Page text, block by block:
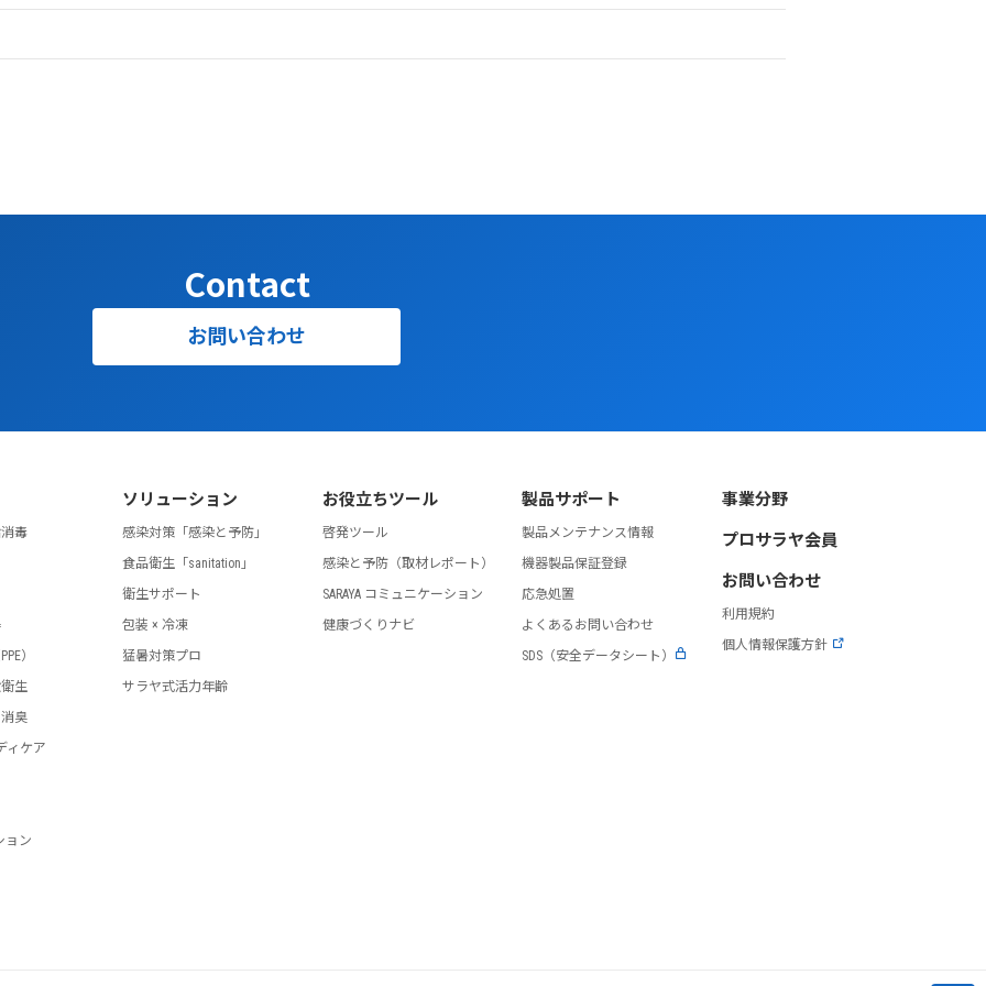
Contact
お問い合わせ
毒
）
生
臭
ィケア
ョン
ソリューション
感染対策「感染と予防」
食品衛生「sanitation」
衛生サポート
包装 × 冷凍
猛暑対策プロ
サラヤ式活力年齢
お役立ちツール
啓発ツール
感染と予防（取材レポート）
SARAYA コミュニケーション
健康づくりナビ
製品サポート
製品メンテナンス情報
機器製品保証登録
応急処置
よくあるお問い合わせ
SDS（安全データシート）
事業分野
プロサラヤ会員
お問い合わせ
利用規約
個人情報保護方針